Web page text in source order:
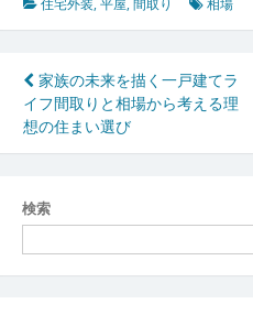
投
稿
ナ
ビ
ゲ
ー
家族の未来を描く一戸建てラ
イフ間取りと相場から考える理
想の住まい選び
検索